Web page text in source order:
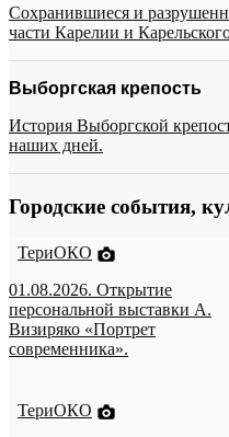
Сохранившиеся и
части Карелии и
Выборгская крепость
История Выборгской
наших дней.
Городские события,
ТериОКО
01.08.2026. Открытие
персональной выставки А.
Визиряко «Портрет
современника».
ТериОКО